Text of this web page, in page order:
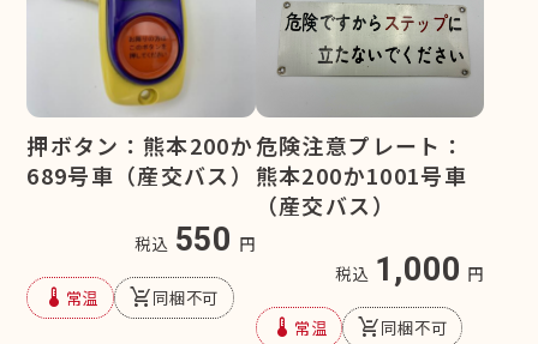
押ボタン：熊本200か
689号車（産交バス）
税込 550 円
device_thermostat 常温 remove_shopping_cart同梱不可
危険注意プレート：
熊本200か1001号車
（産交バス）
税込 1,000 円
device_thermostat 常温 remove_shopping_cart同梱不可